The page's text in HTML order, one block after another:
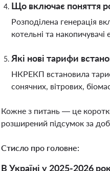
Що включає поняття
Розподілена генерація
котельні та накопичувачі
Які нові тарифи
НКРЕКП встановила
сонячних, вітрових,
Кожне з питань — це
розширений підсумок за
Стисло про головне:
В Україні у 2025-2026